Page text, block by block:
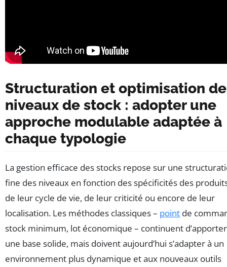
Structuration et optimisation
niveaux de stock : adopter une
approche modulable adaptée à
chaque typologie
La gestion efficace des stocks repose sur une
fine des niveaux en fonction des spécificités des
de leur cycle de vie, de leur criticité ou encore de leur
localisation. Les méthodes classiques – point de
stock minimum, lot économique – continuent d’apporter
une base solide, mais doivent aujourd’hui s’adapter à un
environnement plus dynamique et aux nouveaux outils